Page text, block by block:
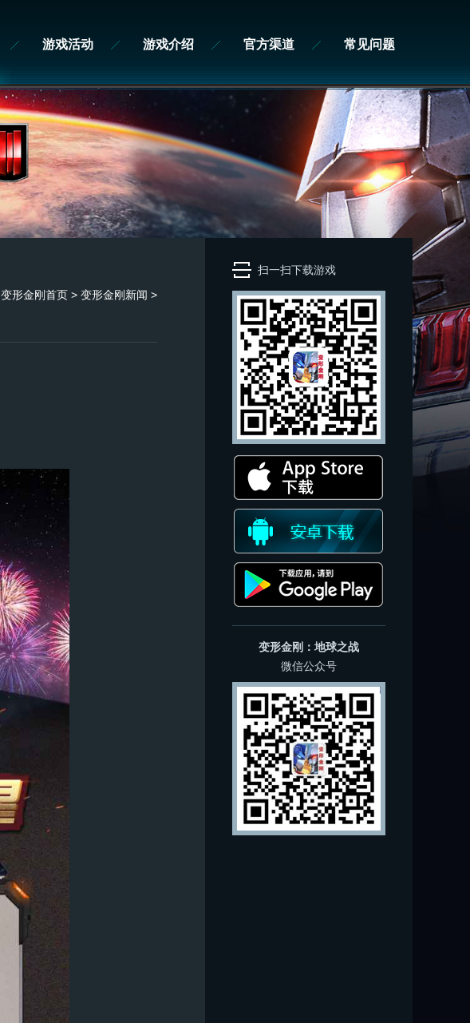
游戏活动 游戏介绍 官方渠道 常见问题
变形金刚首页 > 变形金刚 新闻 >
扫一扫下载游戏
变形金刚：地球之战
微信公众号